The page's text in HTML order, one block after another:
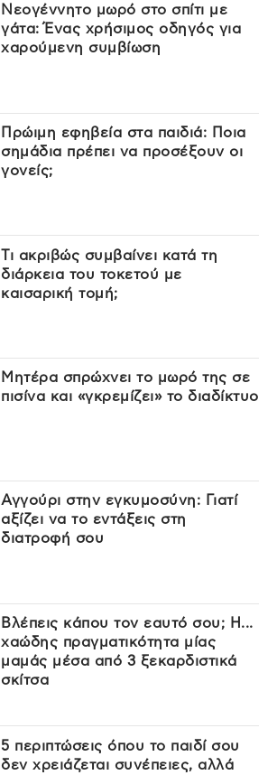
Νεογέννητο μωρό στο σπίτι με
γάτα: Ένας χρήσιμος οδηγός για
χαρούμενη συμβίωση
Πρώιμη εφηβεία στα παιδιά: Ποια
σημάδια πρέπει να προσέξουν οι
γονείς;
Τι ακριβώς συμβαίνει κατά τη
διάρκεια του τοκετού με
καισαρική τομή;
Μητέρα σπρώχνει το μωρό της σε
πισίνα και «γκρεμίζει» το διαδίκτυο
Αγγούρι στην εγκυμοσύνη: Γιατί
αξίζει να το εντάξεις στη
διατροφή σου
Βλέπεις κάπου τον εαυτό σου; Η...
χαώδης πραγματικότητα μίας
μαμάς μέσα από 3 ξεκαρδιστικά
σκίτσα
5 περιπτώσεις όπου το παιδί σου
δεν χρειάζεται συνέπειες, αλλά